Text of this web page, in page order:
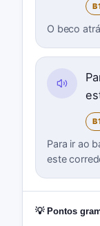
O beco
Para ir ao
este
💡 Pontos